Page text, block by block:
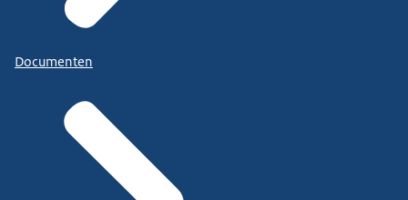
Documenten